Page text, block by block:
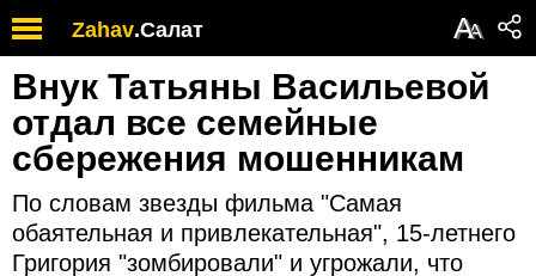
Zahav.Салат АА
Внук Татьяны Васильевой
отдал все семейные
сбережения мошенникам
По словам звезды фильма "Самая
обаятельная и привлекательная", 15-летнего
Григория "зомбировали" и угрожали, что